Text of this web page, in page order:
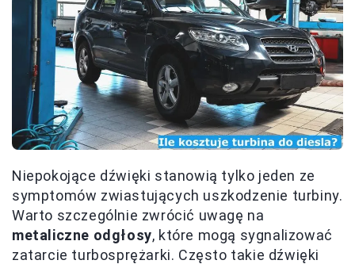
Niepokojące dźwięki stanowią tylko jeden ze
symptomów zwiastujących uszkodzenie turbiny.
Warto szczególnie zwrócić uwagę na
metaliczne odgłosy, które mogą sygnalizować
zatarcie turbosprężarki. Często takie dźwięki